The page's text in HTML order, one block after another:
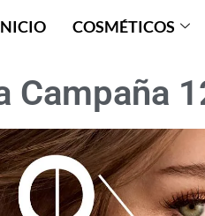
COSMÉTICOS
Campaña